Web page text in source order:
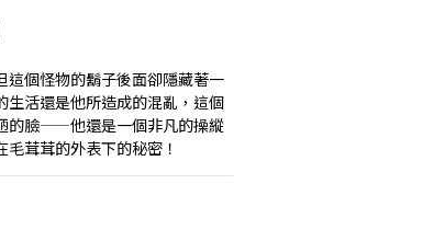
這個怪物的鬍子後面卻隱藏著一
生活還是他所造成的混亂，這個
的臉——他還是一個非凡的操縱
茸茸的外表下的秘密！